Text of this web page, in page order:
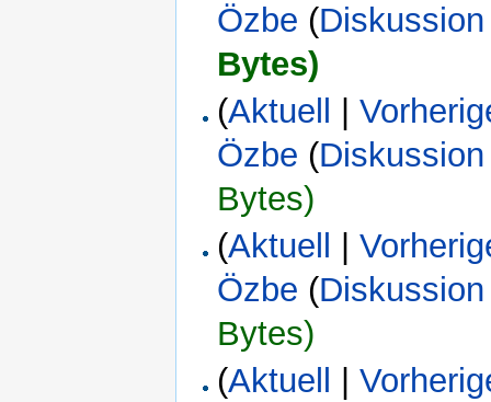
Özbe (Diskussion
Bytes)
(Aktuell |
Özbe (Diskussion
Bytes)
(Aktuell |
Özbe (Diskussion
Bytes)
(Aktuell |